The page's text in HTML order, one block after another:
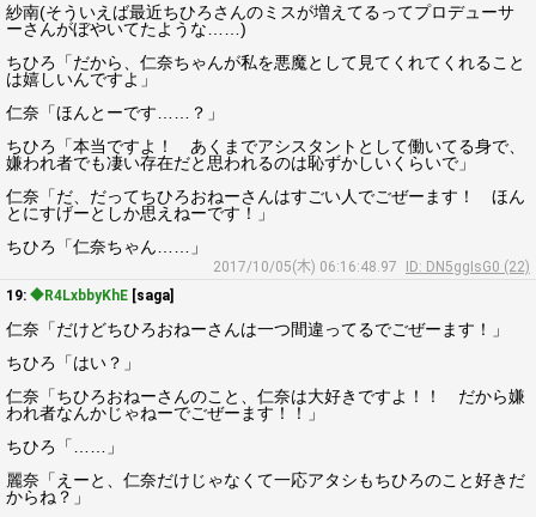
紗南(そういえば最近ちひろさんのミスが増えてるってプロデューサ
ーさんがぼやいてたような……)
ちひろ「だから、仁奈ちゃんが私を悪魔として見てくれてくれること
は嬉しいんですよ」
仁奈「ほんとーです……？」
ちひろ「本当ですよ！ あくまでアシスタントとして働いてる身で、
嫌われ者でも凄い存在だと思われるのは恥ずかしいくらいで」
仁奈「だ、だってちひろおねーさんはすごい人でごぜーます！ ほん
とにすげーとしか思えねーです！」
ちひろ「仁奈ちゃん……」
2017/10/05(木) 06:16:48.97
ID: DN5ggIsG0 (22)
19: ◆R4LxbbyKhE [saga]
仁奈「だけどちひろおねーさんは一つ間違ってるでごぜーます！」
ちひろ「はい？」
仁奈「ちひろおねーさんのこと、仁奈は大好きですよ！！ だから嫌
われ者なんかじゃねーでごぜーます！！」
ちひろ「……」
麗奈「えーと、仁奈だけじゃなくて一応アタシもちひろのこと好きだ
からね？」